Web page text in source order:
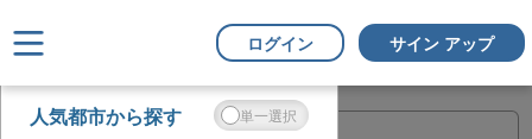
ログイン サイン アップ
フ
ィ
すべてクリ
ア
人気都市から探す